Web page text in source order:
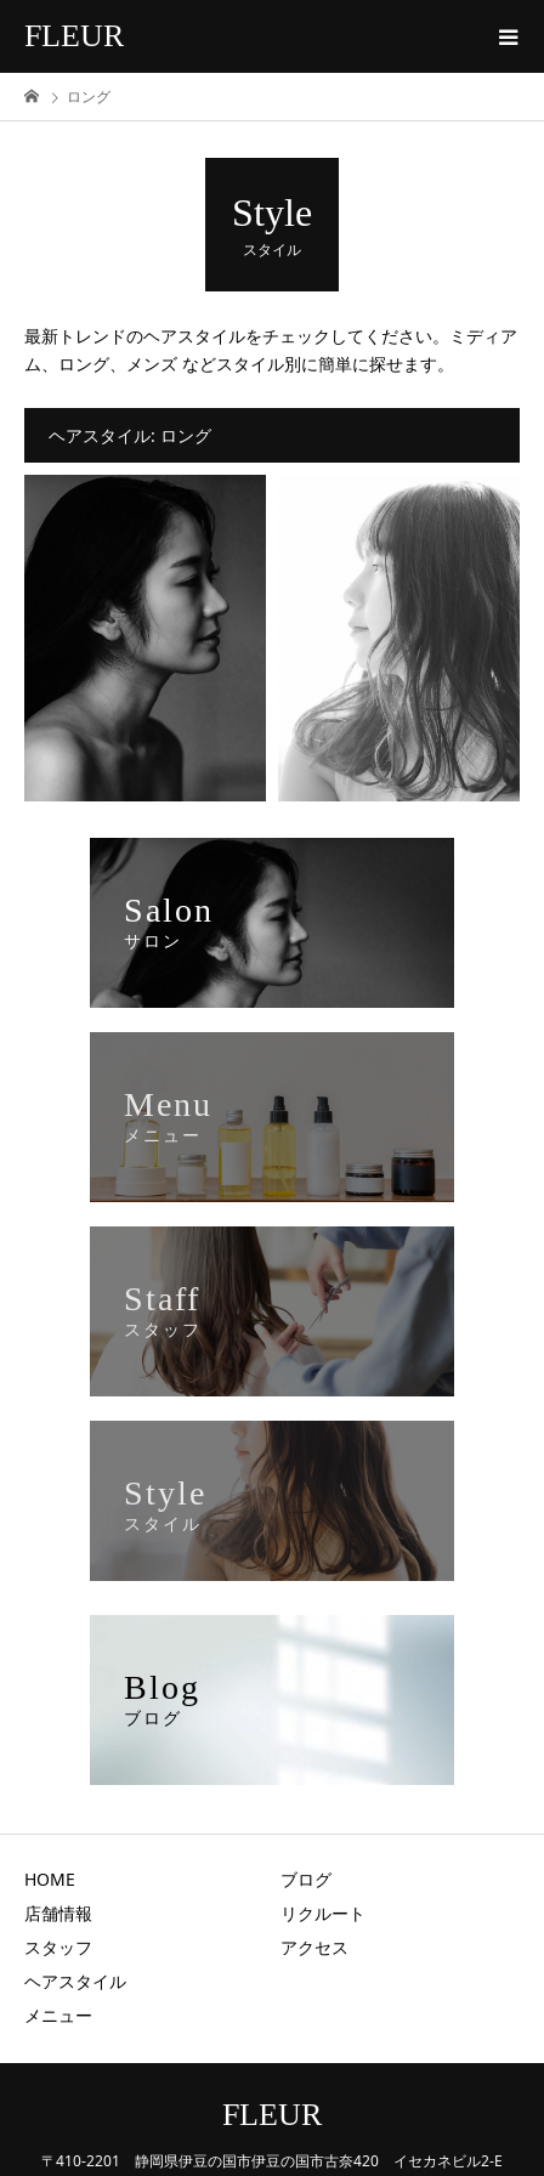
FLEUR
ロング
Style
スタイル
最新トレンドのヘアスタイルをチェックしてください。ミディア
ム、ロング、メンズ などスタイル別に簡単に探せます。
ヘアスタイル: ロング
Salon
サロン
Menu
メニュー
Staff
スタッフ
Style
スタイル
Blog
ブログ
HOME
店舗情報
スタッフ
ヘアスタイル
メニュー
ブログ
リクルート
アクセス
FLEUR
〒410-2201 静岡県伊豆の国市伊豆の国市古奈420 イセカネビル2-E